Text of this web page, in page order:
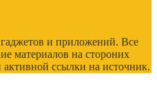
и приложений. Все
материалов на стороних
активной ссылки на источник.